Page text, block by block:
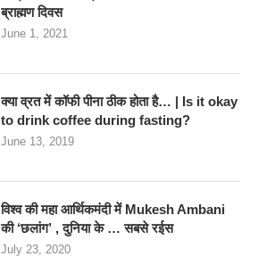
ब्राह्मण दिवस
June 1, 2021
क्या व्रत में कॉफी पीना ठीक होता है… | Is it okay
to drink coffee during fasting?
June 13, 2019
विश्व की महा आर्थिकमंदी में Mukesh Ambani
की ‘छलांग’ , दुनिया के … सबसे रईस
July 23, 2020